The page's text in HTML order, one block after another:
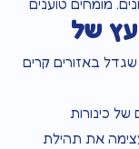
מומחים טוענים
עץ של
באזורים קרים
כינורות
את תהילת